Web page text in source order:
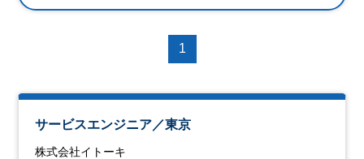
1
サービスエンジニア／東京
株式会社イトーキ